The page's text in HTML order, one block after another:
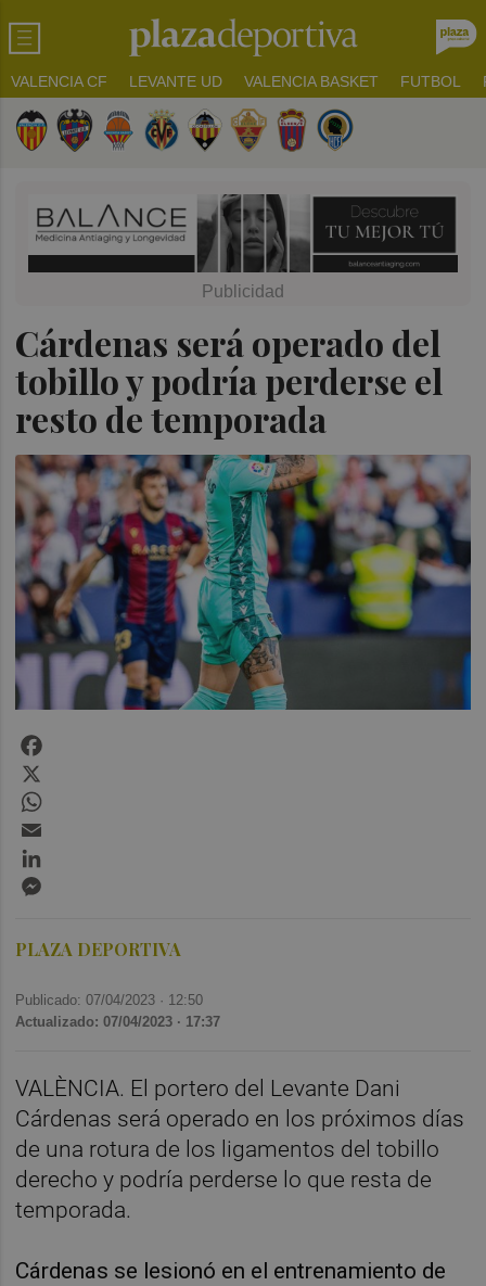
VALENCIA CF LEVANTE UD VALENCIA BASKET FUTBOL
Cárdenas será operado del
tobillo y podría perderse el
resto de temporada
PLAZA DEPORTIVA
Publicado: 07/04/2023 · 12:50
Actualizado: 07/04/2023 · 17:37
VALÈNCIA. El portero del Levante Dani
Cárdenas será operado en los próximos días
de una rotura de los ligamentos del tobillo
derecho y podría perderse lo que resta de
temporada.
Cárdenas se lesionó en el entrenamiento de